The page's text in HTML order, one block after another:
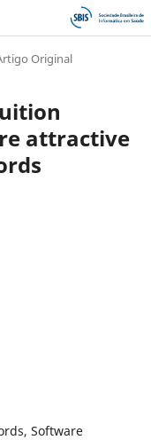
Original
attractive
Software